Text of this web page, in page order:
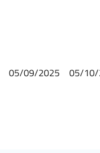
05/09/2025 05/